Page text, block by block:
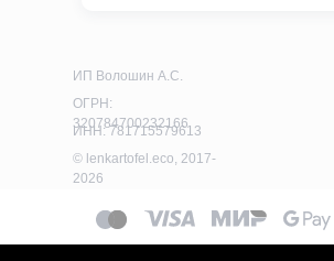
ИП Волошин А.С.
© lenkartofel.eco, 2017-
2026
ОГРН:
320784700232166
ИНН: 781715579613